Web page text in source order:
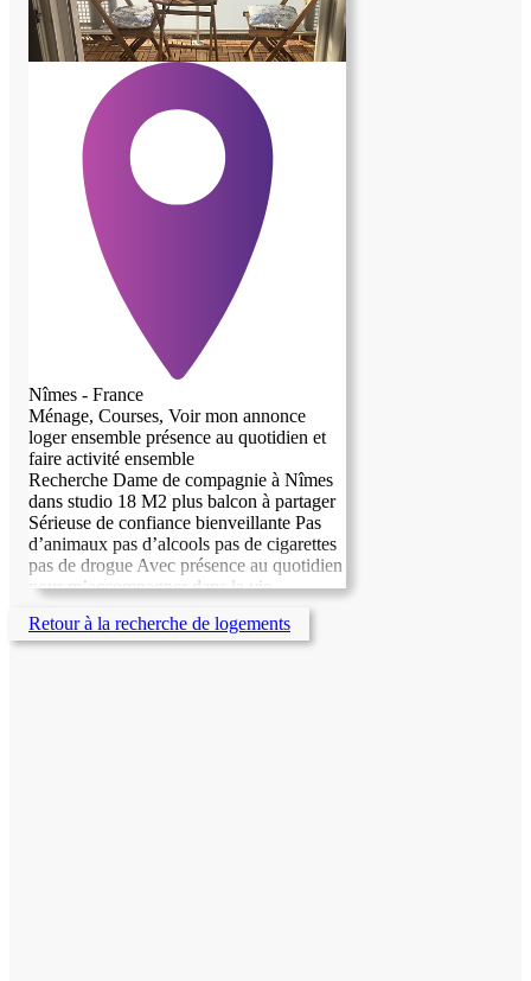
Nîmes - France
Ménage, Courses, Voir mon annonce
loger ensemble présence au quotidien et
faire activité ensemble
Recherche Dame de compagnie à Nîmes
dans studio 18 M2 plus balcon à partager
Sérieuse de confiance bienveillante Pas
d’animaux pas d’alcools pas de cigarettes
pas de drogue Avec présence au quotidien
pour m’accompagner dans la vie
quotidienne pour sortie loisirs et centre
sociaux restaurant solidaire Contre
hébergement gratuit les frais extérieur
Retour à la recherche de logements